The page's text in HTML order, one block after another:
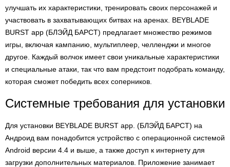
улучшать их характеристики, тренировать своих персонажей и
участвовать в захватывающих битвах на аренах. BEYBLADE
BURST app (БЛЭЙД БАРСТ) предлагает множество режимов
игры, включая кампанию, мультиплеер, челленджи и многое
другое. Каждый волчок имеет свои уникальные характеристики
и специальные атаки, так что вам предстоит подобрать команду,
которая сможет победить всех соперников.
Системные требования для установки
Для установки BEYBLADE BURST app. (БЛЭЙД БАРСТ) на
Андроид вам понадобится устройство с операционной системой
Android версии 4.4 и выше, а также доступ к интернету для
загрузки дополнительных материалов. Приложение занимает